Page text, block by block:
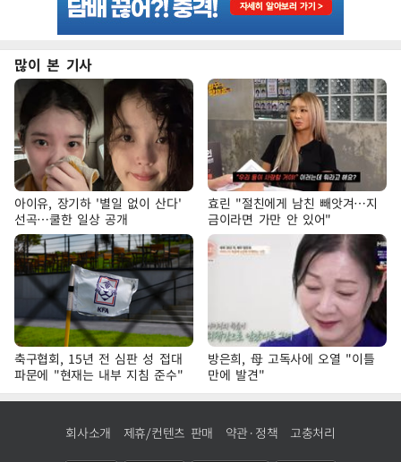
많이 본 기사
아이유, 장기하 '별일 없이 산다'
선곡…쿨한 일상 공개
효린 "절친에게 남친 빼앗겨…지
금이라면 가만 안 있어"
축구협회, 15년 전 심판 성 접대
파문에 "현재는 내부 지침 준수"
방은희, 母 고독사에 오열 "이틀
만에 발견"
회사소개 제휴/컨텐츠 판매 약관·정책 고충처리